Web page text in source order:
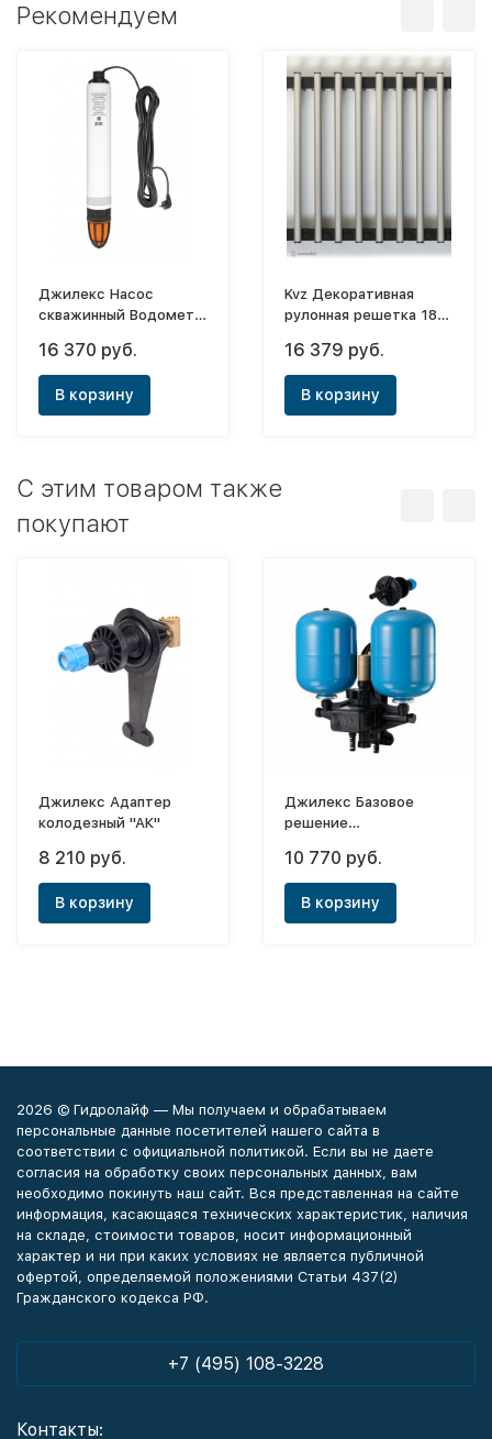
Рекомендуем
Джилекс Насос
скважинный Водомет
16 370 руб.
В корзину
Kvz Декоративная
рулонная решетка 180-
16 379 руб.
В корзину
C этим товаром также
покупают
Джилекс Адаптер
колодезный "АК"
8 210 руб.
В корзину
Джилекс Базовое
решение
для колодцев
10 770 руб.
В корзину
2026 © Гидролайф — Мы получаем и обрабатываем
персональные данные посетителей нашего сайта в
соответствии с официальной политикой. Если вы не даете
согласия на обработку своих персональных данных, вам
необходимо покинуть наш сайт. Вся представленная на сайте
информация, касающаяся технических характеристик, наличия
на складе, стоимости товаров, носит информационный
характер и ни при каких условиях не является публичной
офертой, определяемой положениями Статьи 437(2)
Гражданского кодекса РФ.
+7 (495) 108-3228
Контакты: